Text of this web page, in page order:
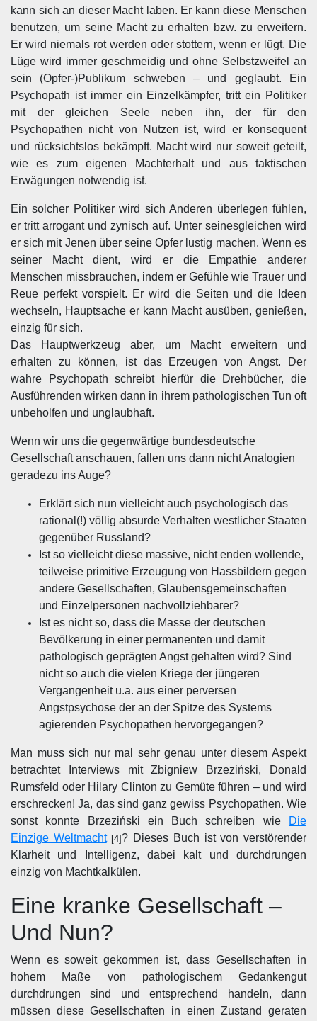
kann sich an dieser Macht laben. Er kann diese Menschen
benutzen, um seine Macht zu erhalten bzw. zu erweitern.
Er wird niemals rot werden oder stottern, wenn er lügt. Die
Lüge wird immer geschmeidig und ohne Selbstzweifel an
sein (Opfer-)Publikum schweben – und geglaubt. Ein
Psychopath ist immer ein Einzelkämpfer, tritt ein Politiker
mit der gleichen Seele neben ihn, der für den
Psychopathen nicht von Nutzen ist, wird er konsequent
und rücksichtslos bekämpft. Macht wird nur soweit geteilt,
wie es zum eigenen Machterhalt und aus taktischen
Erwägungen notwendig ist.
Ein solcher Politiker wird sich Anderen überlegen fühlen,
er tritt arrogant und zynisch auf. Unter seinesgleichen wird
er sich mit Jenen über seine Opfer lustig machen. Wenn es
seiner Macht dient, wird er die Empathie anderer
Menschen missbrauchen, indem er Gefühle wie Trauer und
Reue perfekt vorspielt. Er wird die Seiten und die Ideen
wechseln, Hauptsache er kann Macht ausüben, genießen,
einzig für sich.
Das Hauptwerkzeug aber, um Macht erweitern und
erhalten zu können, ist das Erzeugen von Angst. Der
wahre Psychopath schreibt hierfür die Drehbücher, die
Ausführenden wirken dann in ihrem pathologischen Tun oft
unbeholfen und unglaubhaft.
Wenn wir uns die gegenwärtige bundesdeutsche
Gesellschaft anschauen, fallen uns dann nicht Analogien
geradezu ins Auge?
Erklärt sich nun vielleicht auch psychologisch das
rational(!) völlig absurde Verhalten westlicher Staaten
gegenüber Russland?
Ist so vielleicht diese massive, nicht enden wollende,
teilweise primitive Erzeugung von Hassbildern gegen
andere Gesellschaften, Glaubensgemeinschaften
und Einzelpersonen nachvollziehbarer?
Ist es nicht so, dass die Masse der deutschen
Bevölkerung in einer permanenten und damit
pathologisch geprägten Angst gehalten wird? Sind
nicht so auch die vielen Kriege der jüngeren
Vergangenheit u.a. aus einer perversen
Angstpsychose der an der Spitze des Systems
agierenden Psychopathen hervorgegangen?
Man muss sich nur mal sehr genau unter diesem Aspekt
betrachtet Interviews mit Zbigniew Brzeziński, Donald
Rumsfeld oder Hilary Clinton zu Gemüte führen – und wird
erschrecken! Ja, das sind ganz gewiss Psychopathen. Wie
sonst konnte Brzeziński ein Buch schreiben wie
Die
Einzige Weltmacht [4]? Dieses Buch ist von verstörender
Klarheit und Intelligenz, dabei kalt und durchdrungen
einzig von Machtkalkülen.
Eine kranke Gesellschaft –
Und Nun?
Wenn es soweit gekommen ist, dass Gesellschaften in
hohem Maße von pathologischem Gedankengut
durchdrungen sind und entsprechend handeln, dann
müssen diese Gesellschaften in einen Zustand geraten